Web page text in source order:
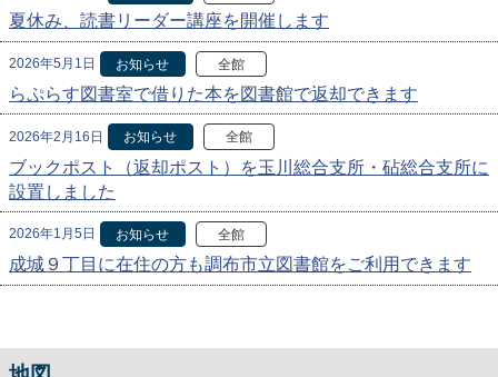
夏休み、読書リーダー講座を開催します
2026年5月1日 お知らせ 全館
らぷらす図書室で借りた本を図書館で返却できます
2026年2月16日 お知らせ 全館
ブックポスト（返却ポスト）を玉川総合支所・砧総合支所に
設置しました
2026年1月5日 お知らせ 全館
成城９丁目に在住の方も調布市立図書館をご利用できます